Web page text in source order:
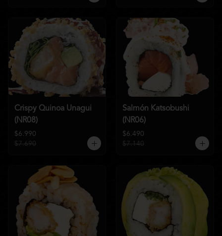
Crispy Quinoa Unagui
(NR08)
$6.990
$7.690
Salmón Katsobushi
(NR06)
$6.490
$7.140